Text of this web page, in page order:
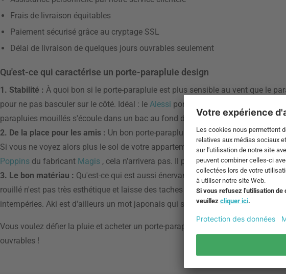
Frais de livraison équitables
Paiement sécurisé grâce au cryptage SSL
Délai de livraison de quelques jours ouvrables seulement
Qu'est-ce qui caractérise un porte-parapluie design
1. Stabilité : À quoi bon si le porte-parapluie est plus sensible au vent que le
pour ne pas basculer sur le côté. Idéal : le Alessi porte-parapluie Blow . Grâce
parapluies mouillés s'écoule dans un bac au fond du support.
2. De la place pour les amis : Un bon porte-parapluie a de la place. Et c'est
Si vous ne voyez alors plus le sol de votre appartement à cause de tous ces
Poppins du fabricant Magis , cela n'arrivera pas. Il pèse à peine cinq kilos et
3. Le bon matériau : Qu'est-ce qui est aussi énervant que la pluie -
rouillé n'est pas très esthétique et laisse des taches peu décoratives sur votre
intempéries. Aki est d'ailleurs un mot japonais qui signifie "automne". Si ce n'est
Vous voulez défier la pluie et acheter un porte-parapluie en ligne dans la
ouvrables !